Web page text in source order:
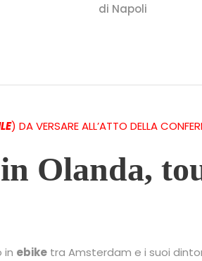
di Napoli
) DA VERSARE ALL’ATTO DELLA
Olanda,
in ebike tra Amsterdam e i suoi